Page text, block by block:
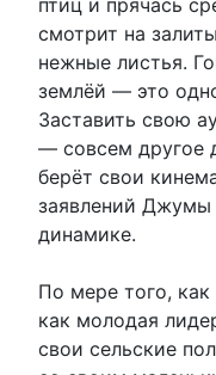
смотрит на
нежные листья.
землёй — это
Заставить свою
— совсем другое
берёт свои
заявлений Джумы
динамике.
По мере того,
как молодая
свои сельские